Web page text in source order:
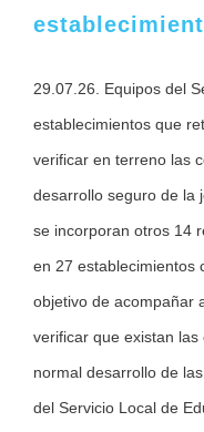
29.07.26. Equipos del
establecimientos que
verificar en terreno las
desarrollo seguro de la
se incorporan otros 14
en 27 establecimientos
objetivo de acompañar
verificar que existan
normal desarrollo de
del Servicio Local de